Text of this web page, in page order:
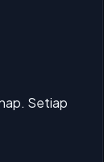
Setiap